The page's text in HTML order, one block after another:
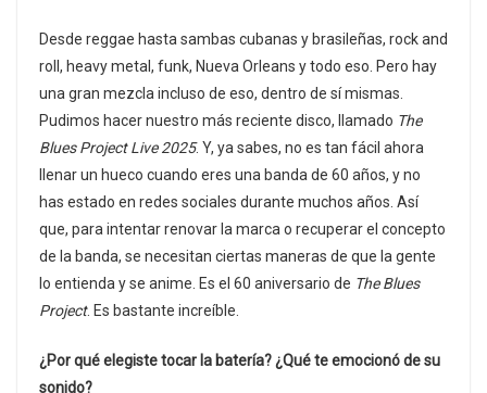
Desde reggae hasta sambas cubanas y brasileñas, rock and
roll, heavy metal, funk, Nueva Orleans y todo eso. Pero hay
una gran mezcla incluso de eso, dentro de sí mismas.
Pudimos hacer nuestro más reciente disco, llamado The
Blues Project Live 2025. Y, ya sabes, no es tan fácil ahora
llenar un hueco cuando eres una banda de 60 años, y no
has estado en redes sociales durante muchos años. Así
que, para intentar renovar la marca o recuperar el concepto
de la banda, se necesitan ciertas maneras de que la gente
lo entienda y se anime. Es el 60 aniversario de The Blues
Project. Es bastante increíble.
¿Por qué elegiste tocar la batería? ¿Qué te emocionó de su
sonido?